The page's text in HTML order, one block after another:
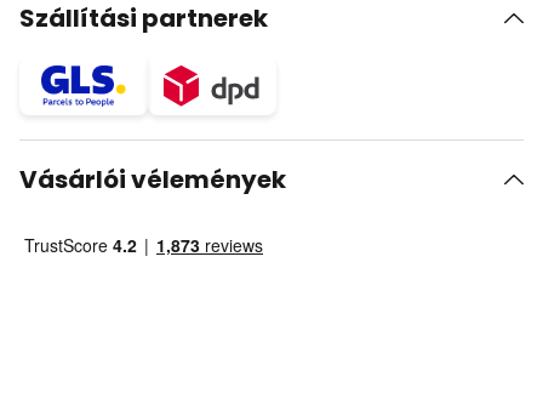
Szállítási partnerek
Vásárlói vélemények